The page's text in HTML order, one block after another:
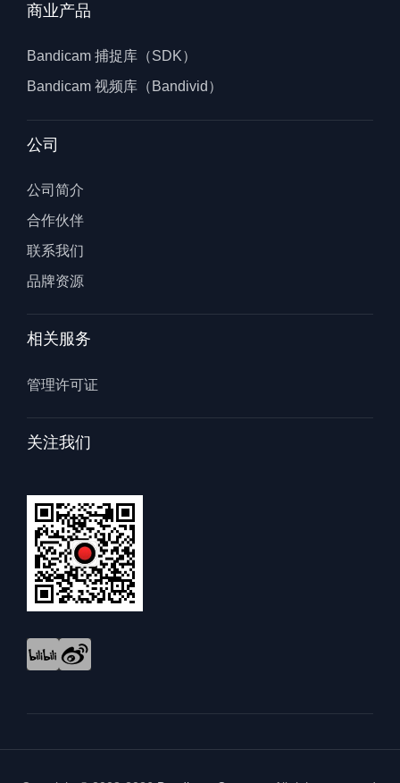
商业产品
Bandicam 捕捉库（SDK）
Bandicam 视频库（Bandivid）
公司
公司简介
合作伙伴
联系我们
品牌资源
相关服务
管理许可证
关注我们